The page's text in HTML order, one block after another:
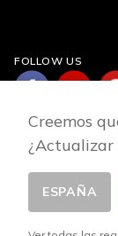
FOLLOW US
Cambiar pais
Creemos
¿Actualizar
ESPAÑA